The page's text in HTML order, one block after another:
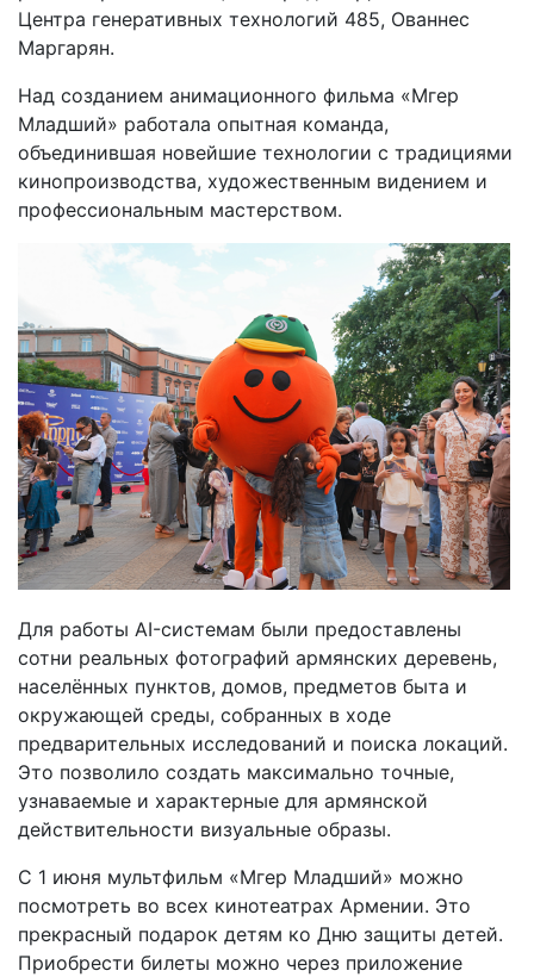
Центра генеративных технологий 485, Ованнес
Маргарян.
Над созданием анимационного фильма «Мгер
Младший» работала опытная команда,
объединившая новейшие технологии с традициями
кинопроизводства, художественным видением и
профессиональным мастерством.
Для работы AI-системам были предоставлены
сотни реальных фотографий армянских деревень,
населённых пунктов, домов, предметов быта и
окружающей среды, собранных в ходе
предварительных исследований и поиска локаций.
Это позволило создать максимально точные,
узнаваемые и характерные для армянской
действительности визуальные образы.
С 1 июня мультфильм «Мгер Младший» можно
посмотреть во всех кинотеатрах Армении. Это
прекрасный подарок детям ко Дню защиты детей.
Приобрести билеты можно через приложение